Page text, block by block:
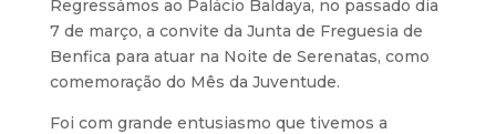
Regressámos ao Palácio Baldaya, no passado dia
7 de março, a convite da Junta de Freguesia de
Benfica para atuar na Noite de Serenatas, como
comemoração do Mês da Juventude.
Foi com grande entusiasmo que tivemos a